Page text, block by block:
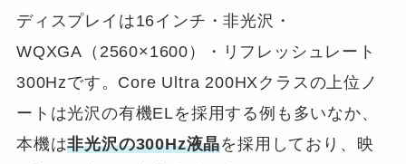
ディスプレイは16インチ・非光沢・
WQXGA（2560×1600）・リフレッシュレート
300Hzです。Core Ultra 200HXクラスの上位ノ
ートは光沢の有機ELを採用する例も多いなか、
本機は非光沢の300Hz液晶を採用しており、映